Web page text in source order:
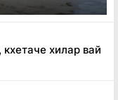
хилар вай